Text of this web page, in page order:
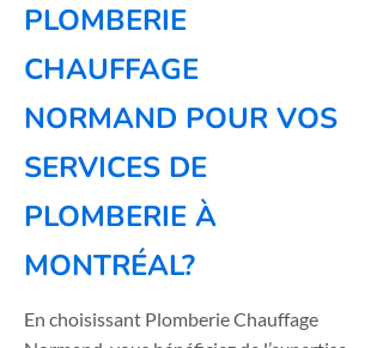
PLOMBERIE
CHAUFFAGE
NORMAND POUR VOS
SERVICES DE
PLOMBERIE À
MONTRÉAL?
En choisissant Plomberie Chauffage